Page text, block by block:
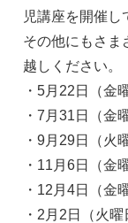
児講座を開催し
その他にもさま
越しください。
・5月22日（金
・7月31日（金
・9月29日（火
・11月6日（金
・12月4日（金
・2月2日（火